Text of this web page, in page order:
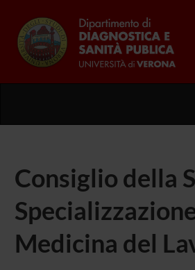
Consiglio della
Medicina del